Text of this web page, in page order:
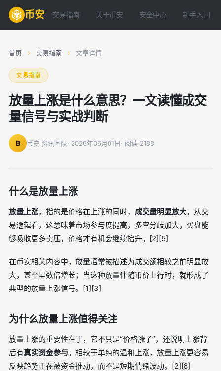
币安 交易指南 关于币安 安全中心 新手入门
首页 › 交易指南 › 文章详情
交易指南
放量上涨是什么意思？一文读懂成交
量信号与实战判断
B 币安 资讯团队· 2026年06月01日· 阅读 2188
什么是放量上涨
放量上涨，指的是价格在上涨的同时， 成交量明显放大。从交
易逻辑看，这意味着市场参与度提高，多空分歧加大，买盘能
够吸收更多卖压，价格才有机会继续抬升。[2][5]
在币安相关内容中，放量通常被描述为成交额相较之前明显放
大，甚至呈数倍增长；当这种放量伴随币价上行时，就形成了
典型的放量上涨信号。[1][3]
为什么放量上涨值得关注
放量上涨的重要性在于，它不只是“价格涨了”，还说明上涨背
后有真实资金参与。相较于单纯的温和上涨，放量上涨更容易
反映趋势正在被资金推动，而不是短期情绪波动。[2][6]